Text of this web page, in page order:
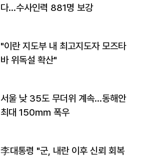
다…수사인력 881명 보강
"이란 지도부 내 최고지도자 모즈타
바 위독설 확산"
서울 낮 35도 무더위 계속…동해안
최대 150㎜ 폭우
李대통령 "군, 내란 이후 신뢰 회복